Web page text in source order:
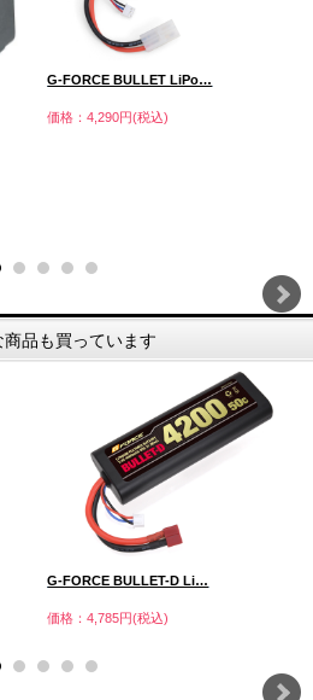
G-FORCE BULLET LiPo…
価格：4,290円(税込)
品も買っています
G-FORCE BULLET-D Li…
価格：4,785円(税込)